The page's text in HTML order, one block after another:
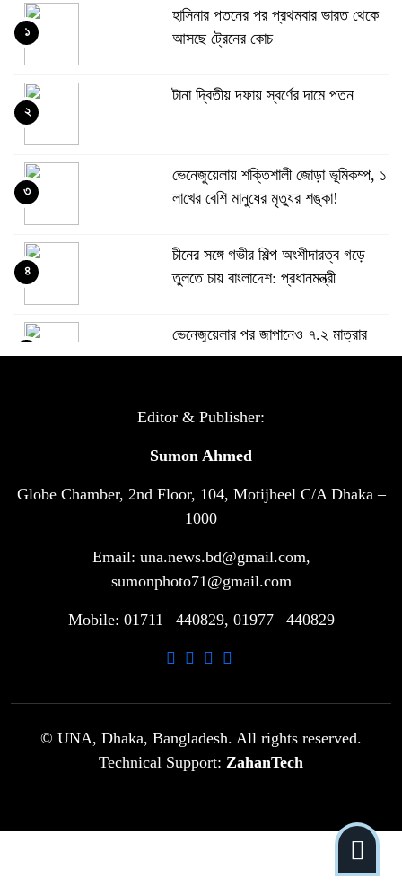
হাসিনার পতনের পর প্রথমবার ভারত থেকে
আসছে ট্রেনের কোচ
১
টানা দ্বিতীয় দফায় স্বর্ণের দামে পতন
২
ভেনেজুয়েলায় শক্তিশালী জোড়া ভূমিকম্প, ১
লাখের বেশি মানুষের মৃত্যুর শঙ্কা!
৩
চীনের সঙ্গে গভীর শিল্প অংশীদারত্ব গড়ে
তুলতে চায় বাংলাদেশ: প্রধানমন্ত্রী
৪
ভেনেজুয়েলার পর জাপানেও ৭.২ মাত্রার
শক্তিশালী ভূমিকম্প
টানা ৩ ম্যাচে গোল ভিনির, ইতিহাস বলছে
সরকারি ৩শ কেজি বই বিক্রির অভিযোগ
মাদ্রাসা সুপারের বিরুদ্ধে
গাড়ি বিক্রির পর মালিকানা পরিবর্তনে কঠোর
আ.লীগ ও বিএনপির বিরুদ্ধে সমানভাবে
ঢাবিতে মাথায় কাঁঠাল পড়ে মালির মৃত্যু
Editor & Publisher:
Sumon Ahmed
Globe Chamber, 2nd Floor, 104, Motijheel C/A Dhaka –
1000
Email: una.news.bd@gmail.com,
sumonphoto71@gmail.com
Mobile: 01711– 440829, 01977– 440829
© UNA, Dhaka, Bangladesh. All rights reserved.
Technical Support: ZahanTech